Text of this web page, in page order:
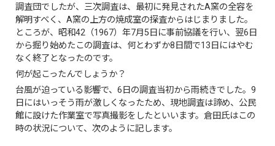
調査団でしたが、三次調査は、最初に発見されたA窯の全容を
解明すべく、A窯の上方の焼成室の探査からはじまりました。
ところが、昭和42（1967）年7月5日に事前協議を行い、翌6日
から掘り始めたこの調査は、何とわずか8日間で13日にはやむ
なく終了となったのです。
何が起こったんでしょうか？
台風が迫っている影響で、6日の調査当初から雨続きでした。9
日にはいっそう雨が激しくなったため、現地調査は諦め、公民
館に設けた作業室で写真撮影をしたといいます。倉田氏はこの
時の状況について、次のように記します。